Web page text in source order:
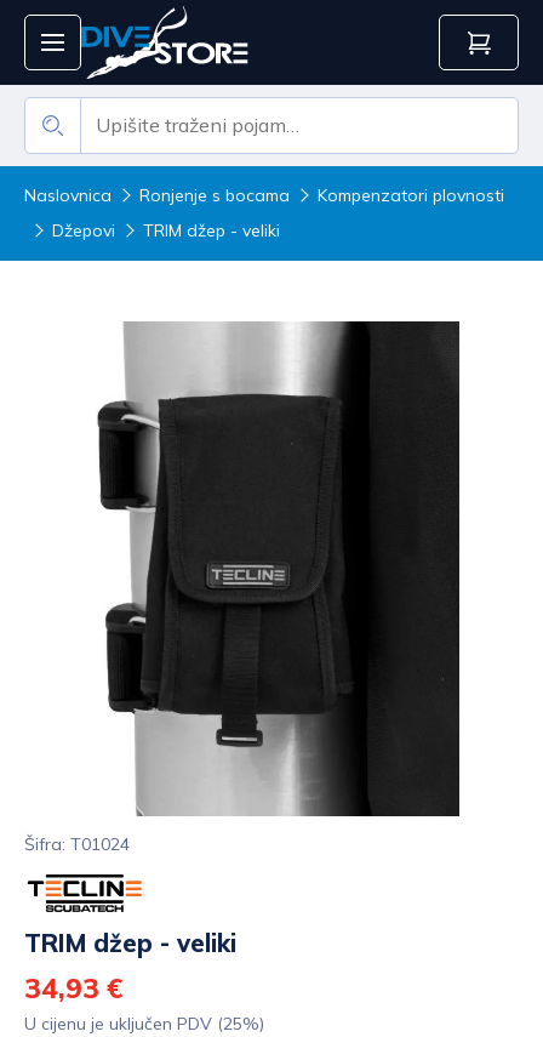
Naslovnica Ronjenje s bocama
Kompenzatori plovnosti
Džepovi
TRIM džep - veliki
Šifra: T01024
TRIM džep - veliki
34,93 €
U cijenu je uključen PDV (25%)